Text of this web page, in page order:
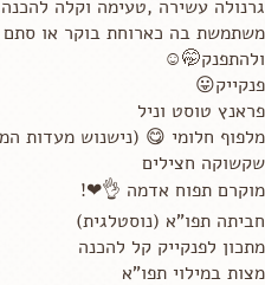
גרנולה עשירה ,טעימה וקלה
משתמשת בה כארוחת בוקר או
ולהתפנק🤭☺
פנקייק😛
פראנץ טוסט וניל
מלפוף חלומי 😋 (נישנוש מעדות
שקשוקה חצילים
מוקרם תפוח אדמה 👌❤!
חביתה תפו"א (נוסטלגית)
מתכון לפנקייק קל להכנה
מצות במילוי תפו"א